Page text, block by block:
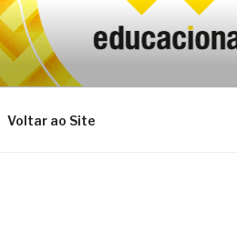
Voltar ao Site